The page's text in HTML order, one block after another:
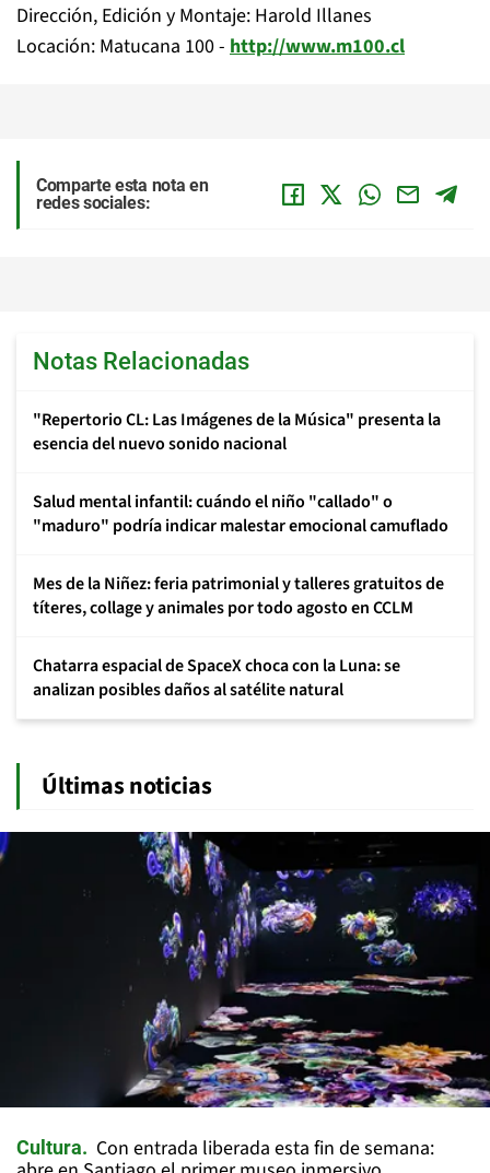
Dirección, Edición y Montaje: Harold Illanes
Locación: Matucana 100 - http://www.m100.cl
Comparte esta nota en
redes sociales:
Notas Relacionadas
"Repertorio CL: Las Imágenes de la Música" presenta la
esencia del nuevo sonido nacional
Salud mental infantil: cuándo el niño "callado" o
"maduro" podría indicar malestar emocional camuflado
Mes de la Niñez: feria patrimonial y talleres gratuitos de
títeres, collage y animales por todo agosto en CCLM
Chatarra espacial de SpaceX choca con la Luna: se
analizan posibles daños al satélite natural
Últimas noticias
Cultura
Con entrada liberada esta fin de semana: